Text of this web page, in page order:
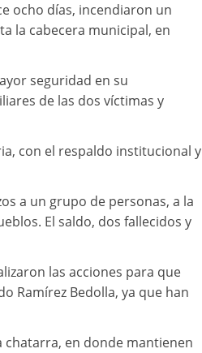
ocho días, incendiaron un
la cabecera municipal, en
seguridad en su
de las dos víctimas y
con el respaldo institucional y
a un grupo de personas, a la
El saldo, dos fallecidos y
las acciones para que
Ramírez Bedolla, ya que han
en donde mantienen